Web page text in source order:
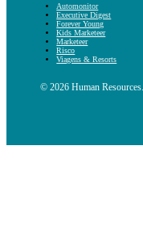
Automonitor
Executive Digest
Forever Young
Kids Marketeer
Marketeer
Risco
Viagens & Resorts
© 2026 Human